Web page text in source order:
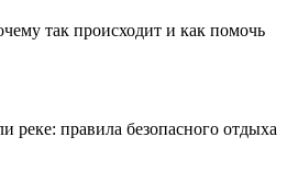
так происходит и как помочь
реке: правила безопасного отдыха